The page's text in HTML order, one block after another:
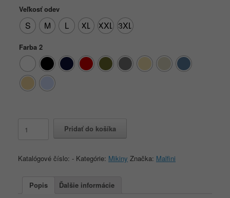
Veľkosť odev
S M L XL XXL 3XL
Farba 2
Moon
3XL
Pridať do košíka
Katalógové číslo: - Kategórie: Mikiny Značka: Malfini
Popis Ďalšie informácie